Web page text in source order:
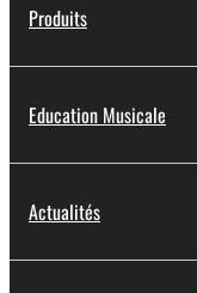
Produits
Education Musicale
Actualités